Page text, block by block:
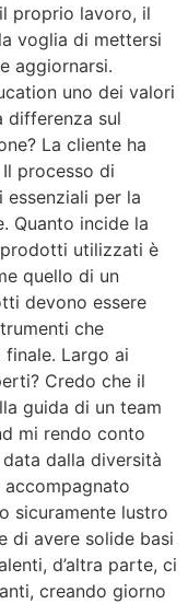
proprio lavoro, il
voglia di mettersi
aggiornarsi.
uno dei valori
differenza sul
La cliente ha
processo di
per la
Quanto incide la
utilizzati è
quello di un
devono essere
che
Largo ai
Credo che il
guida di un team
mi rendo conto
dalla diversità
sicuramente lustro
di avere solide basi
d’altra parte, ci
creando giorno